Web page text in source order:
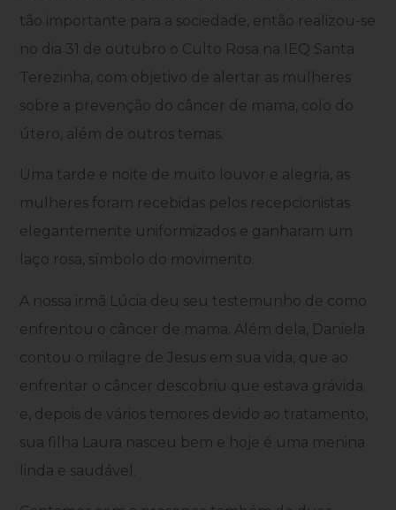
tão importante para a sociedade, então realizou-se
no dia 31 de outubro o Culto Rosa na IEQ Santa
Terezinha, com objetivo de alertar as mulheres
sobre a prevenção do câncer de mama, colo do
útero, além de outros temas.
Uma tarde e noite de muito louvor e alegria, as
mulheres foram recebidas pelos recepcionistas
elegantemente uniformizados e ganharam um
laço rosa, símbolo do movimento.
A nossa irmã Lúcia deu seu testemunho de como
enfrentou o câncer de mama. Além dela, Daniela
contou o milagre de Jesus em sua vida, que ao
enfrentar o câncer descobriu que estava grávida
e, depois de vários temores devido ao tratamento,
sua filha Laura nasceu bem e hoje é uma menina
linda e saudável.